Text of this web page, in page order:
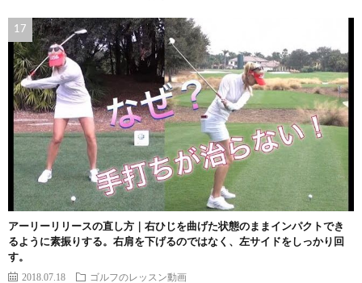
アーリーリリースの直し方｜右ひじを曲げた状態のままインパクトでき
るように素振りする。右肩を下げるのではなく、左サイドをしっかり回
す。
2018.07.18 ゴルフのレッスン動画